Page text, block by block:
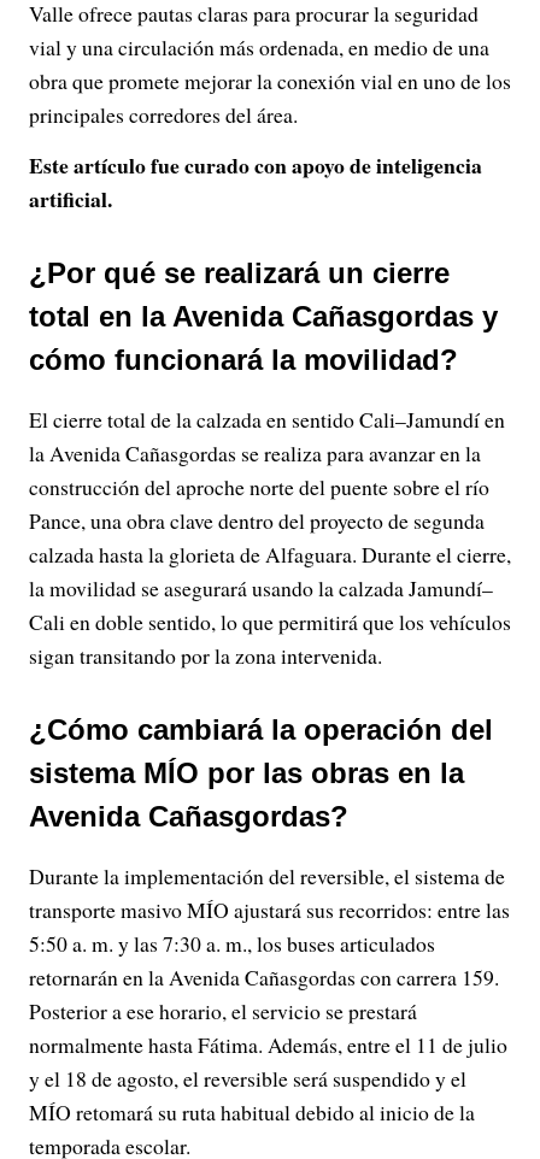
Valle ofrece pautas claras para procurar la seguridad
vial y una circulación más ordenada, en medio de una
obra que promete mejorar la conexión vial en uno de los
principales corredores del área.
Este artículo fue curado con apoyo de inteligencia
artificial.
¿Por qué se realizará un cierre
total en la Avenida Cañasgordas y
cómo funcionará la movilidad?
El cierre total de la calzada en sentido Cali–Jamundí en
la Avenida Cañasgordas se realiza para avanzar en la
construcción del aproche norte del puente sobre el río
Pance, una obra clave dentro del proyecto de segunda
calzada hasta la glorieta de Alfaguara. Durante el cierre,
la movilidad se asegurará usando la calzada Jamundí–
Cali en doble sentido, lo que permitirá que los vehículos
sigan transitando por la zona intervenida.
¿Cómo cambiará la operación del
sistema MÍO por las obras en la
Avenida Cañasgordas?
Durante la implementación del reversible, el sistema de
transporte masivo MÍO ajustará sus recorridos: entre las
5:50 a. m. y las 7:30 a. m., los buses articulados
retornarán en la Avenida Cañasgordas con carrera 159.
Posterior a ese horario, el servicio se prestará
normalmente hasta Fátima. Además, entre el 11 de julio
y el 18 de agosto, el reversible será suspendido y el
MÍO retomará su ruta habitual debido al inicio de la
temporada escolar.